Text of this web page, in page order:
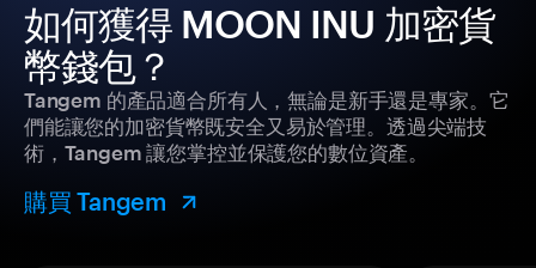
如何獲得 MOON INU 加密貨
幣錢包？
Tangem 的產品適合所有人，無論是新手還是專家。它
們能讓您的加密貨幣既安全又易於管理。透過尖端技
術，Tangem 讓您掌控並保護您的數位資產。
購買 Tangem